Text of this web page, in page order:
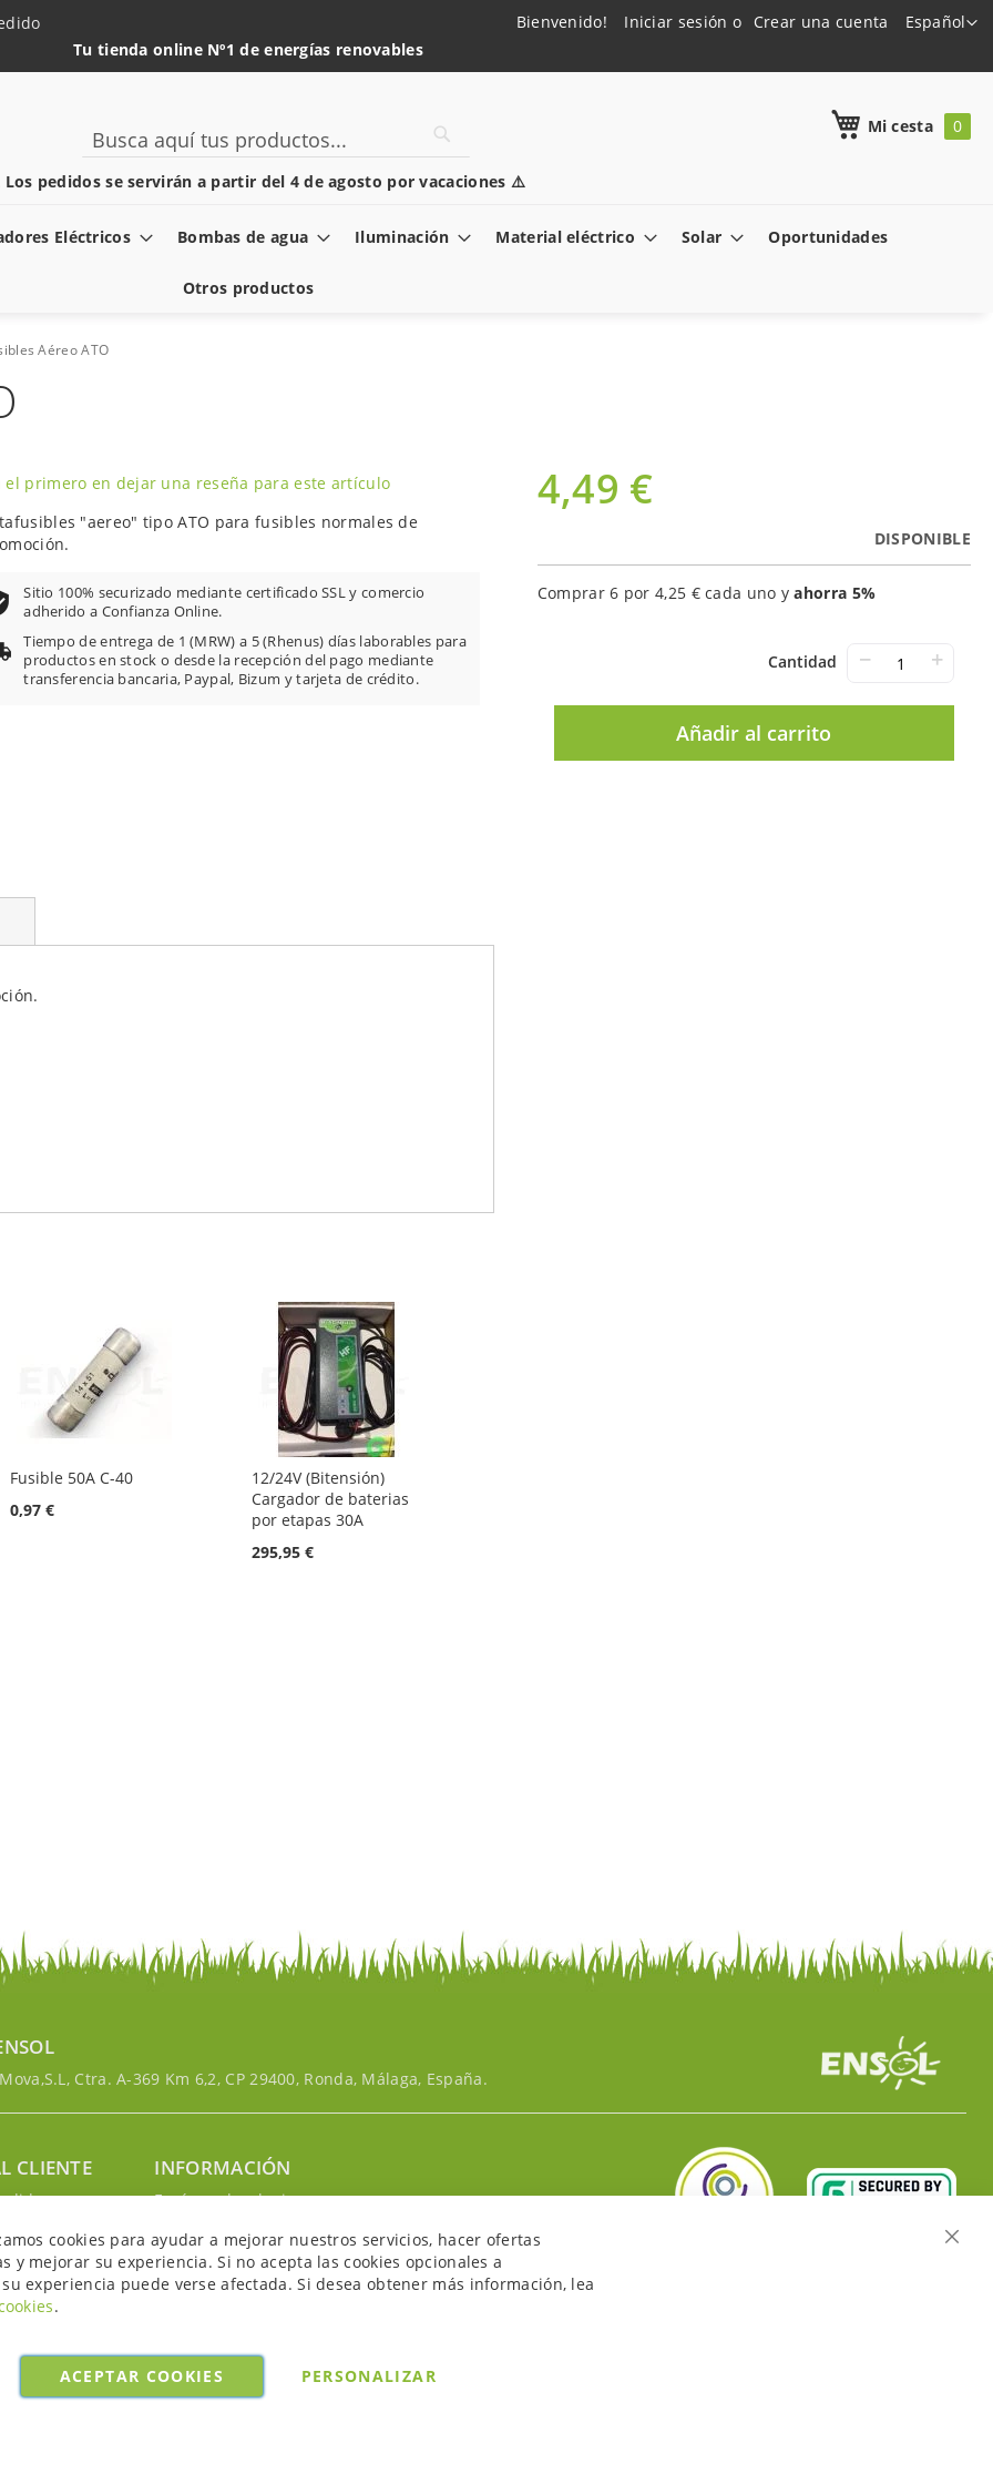
Lenguaje
Español
Bienvenido! Iniciar sesión Crear una cuenta
Tu tienda online Nº1 de energías renovables
pedidos se servirán a partir del 4 de agosto por vacaciones ⚠️
Mi cesta
Search
Eléctricos Bombas de agua Iluminación Material eléctrico Solar Oportunidades
Otros productos
Aéreo ATO
4,49 €
DISPONIBLE
Comprar 6 por4,25 € cada uno yahorra 5%
Cantidad − +
Añadir al carrito
el primero en dejar una reseña para este artículo
"aereo" tipo ATO para fusibles normales de
Sitio 100% securizado mediante certificado SSL y comercio
adherido a Confianza Online.
Tiempo de entrega de 1 (MRW) a 5 (Rhenus) días laborables para
productos en stock o desde la recepción del pago mediante
transferencia bancaria, Paypal, Bizum y tarjeta de crédito.
Fusible 50A C-40
0,97 €
12/24V (Bitensión)
Cargador de baterias
por etapas 30A
295,95 €
Ctra. A-369 Km 6,2, CP 29400, Ronda, Málaga, España.
CLIENTE INFORMACIÓN
Envíos y devoluciones
Política de cookies
Aviso legal y condiciones
cookies para ayudar a mejorar nuestros servicios, hacer ofertas
y mejorar su experiencia. Si no acepta las cookies opcionales a
experiencia puede verse afectada. Si desea obtener más información, lea
.
ACEPTAR COOKIES PERSONALIZAR